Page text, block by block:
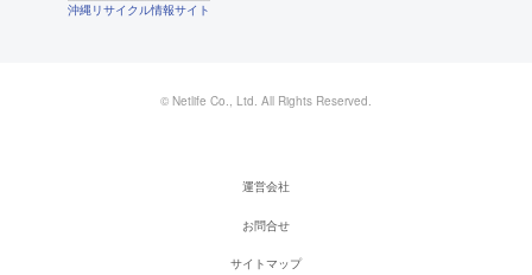
沖縄リサイクル情報サイト
© Netlife Co., Ltd. All Rights Reserved.
運営会社
お問合せ
サイトマップ